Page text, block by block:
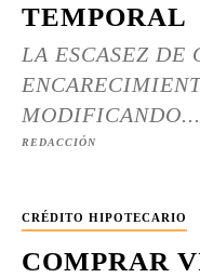
TEMPORAL
LA ESCASEZ DE
MODIFICANDO...
REDACCIÓN
CRÉDITO HIPOTECARIO
COMPRAR